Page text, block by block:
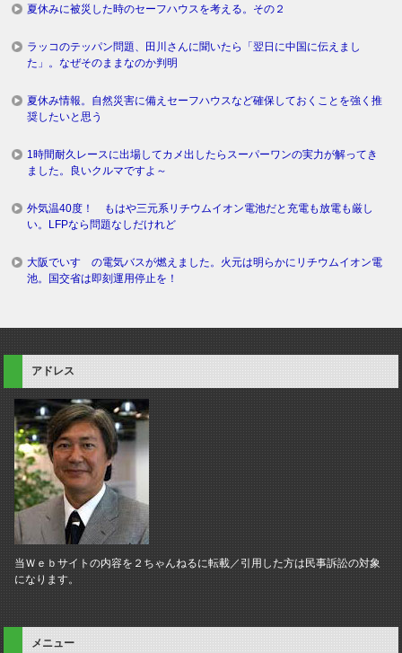
夏休みに被災した時のセーフハウスを考える。その２
ラッコのテッパン問題、田川さんに聞いたら「翌日に中国に伝えまし
た」。なぜそのままなのか判明
夏休み情報。自然災害に備えセーフハウスなど確保しておくことを強く推
奨したいと思う
1時間耐久レースに出場してカメ出したらスーパーワンの実力が解ってき
ました。良いクルマですよ～
外気温40度！ もはや三元系リチウムイオン電池だと充電も放電も厳し
い。LFPなら問題なしだけれど
大阪でいすゞの電気バスが燃えました。火元は明らかにリチウムイオン電
池。国交省は即刻運用停止を！
アドレス
当Ｗｅｂサイトの内容を２ちゃんねるに転載／引用した方は民事訴訟の対象
になります。
メニュー